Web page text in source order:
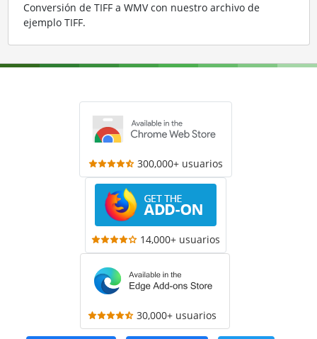
Conversión de TIFF a WMV con nuestro archivo de
ejemplo TIFF.
300,000+ usuarios
14,000+ usuarios
30,000+ usuarios